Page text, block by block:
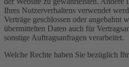
Ihres Nutzerverhaltens verwendet
Verträge geschlossen oder angebahnt
übermittelten Daten auch für
sonstige Auftragsanfragen verarbeitet.
Welche Rechte haben Sie bezüglich